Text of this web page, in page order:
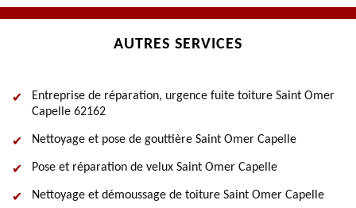
AUTRES SERVICES
Entreprise de réparation, urgence fuite toiture Saint Omer
Capelle 62162
Nettoyage et pose de gouttière Saint Omer Capelle
Pose et réparation de velux Saint Omer Capelle
Nettoyage et démoussage de toiture Saint Omer Capelle